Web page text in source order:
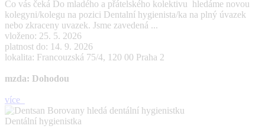
Co vás čeká Do mladého a přátelského kolektivu hledáme novou
kolegyni/kolegu na pozici Dentalní hygienista/ka na plný úvazek
nebo zkraceny uvazek. Jsme zavedená ...
vloženo: 25. 5. 2026
platnost do: 14. 9. 2026
lokalita: Francouzská 75/4, 120 00 Praha 2
mzda: Dohodou
více
Dentální hygienistka